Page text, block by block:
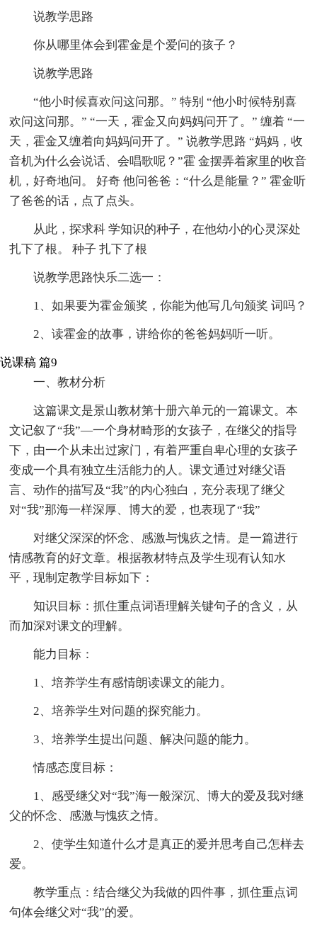
说教学思路
你从哪里体会到霍金是个爱问的孩子？
说教学思路
“他小时候喜欢问这问那。” 特别 “他小时候特别喜
欢问这问那。” “一天，霍金又向妈妈问开了。” 缠着 “一
天，霍金又缠着向妈妈问开了。” 说教学思路 “妈妈，收
音机为什么会说话、会唱歌呢？”霍 金摆弄着家里的收音
机，好奇地问。 好奇 他问爸爸：“什么是能量？” 霍金听
了爸爸的话，点了点头。
从此，探求科 学知识的种子，在他幼小的心灵深处
扎下了根。 种子 扎下了根
说教学思路快乐二选一：
1、如果要为霍金颁奖，你能为他写几句颁奖 词吗？
2、读霍金的故事，讲给你的爸爸妈妈听一听。
说课稿 篇9
一、教材分析
这篇课文是景山教材第十册六单元的一篇课文。本
文记叙了“我”—一个身材畸形的女孩子，在继父的指导
下，由一个从未出过家门，有着严重自卑心理的女孩子
变成一个具有独立生活能力的人。课文通过对继父语
言、动作的描写及“我”的内心独白，充分表现了继父
对“我”那海一样深厚、博大的爱，也表现了“我”
对继父深深的怀念、感激与愧疚之情。是一篇进行
情感教育的好文章。根据教材特点及学生现有认知水
平，现制定教学目标如下：
知识目标：抓住重点词语理解关键句子的含义，从
而加深对课文的理解。
能力目标：
1、培养学生有感情朗读课文的能力。
2、培养学生对问题的探究能力。
3、培养学生提出问题、解决问题的能力。
情感态度目标：
1、感受继父对“我”海一般深沉、博大的爱及我对继
父的怀念、感激与愧疚之情。
2、使学生知道什么才是真正的爱并思考自己怎样去
爱。
教学重点：结合继父为我做的四件事，抓住重点词
句体会继父对“我”的爱。